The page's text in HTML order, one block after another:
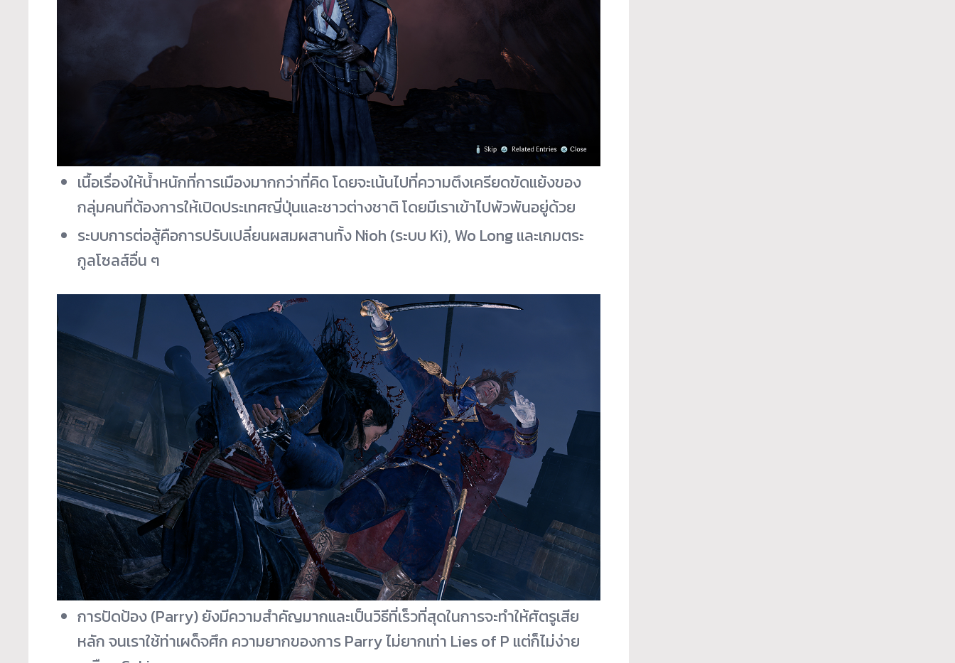
เนื้อเรื่องให้น้ำหนักที่การเมืองมากกว่าที่คิด โดยจะเน้นไปที่ความตึงเครียดขัดแย้งของ
กลุ่มคนที่ต้องการให้เปิดประเทศญี่ปุ่นและชาวต่างชาติ โดยมีเราเข้าไปพัวพันอยู่ด้วย
ระบบการต่อสู้คือการปรับเปลี่ยนผสมผสานทั้ง Nioh (ระบบ Ki), Wo Long และเกมตระ
กูลโซลส์อื่น ๆ
การปัดป้อง (Parry) ยังมีความสำคัญมากและเป็นวิธีที่เร็วที่สุดในการจะทำให้ศัตรูเสีย
หลัก จนเราใช้ท่าเผด็จศึก ความยากของการ Parry ไม่ยากเท่า Lies of P แต่ก็ไม่ง่าย